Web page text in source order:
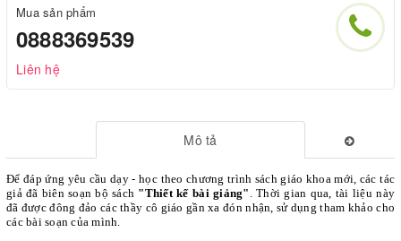
Mua sản phẩm
0888369539
Liên hệ
Mô tả
Để đáp ứng yêu cầu dạy - học theo chương trình sách giáo khoa mới, các tác
giả đã biên soạn bộ sách "Thiết kế bài giảng" . Thời gian qua, tài liệu này
đã được đông đảo các thầy cô giáo gần xa đón nhận, sử dụng tham khảo cho
các bài soạn của mình.